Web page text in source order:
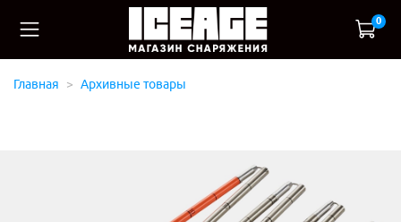
0
Главная Архивные товары